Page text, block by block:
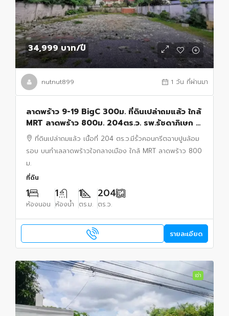
34,999 บาท/ปี
nutnut899 1 วัน ที่ผ่านมา
ลาดพร้าว 9-19 BigC 300ม. ที่ดินเปล่าถมแล้ว ใกล้
MRT ลาดพร้าว 800ม. 204ตร.ว. รพ.รัชดาภิเษก 2
กม.ที่ดินเปล่าถมแล้ว เนื้อที่ 204 ตร.ว.มีรั้วคอนกรีตฉาบปูนล้อม
รอบ บนทำเลลาดพร้าวใจกลางเมือง ใกล้ MRT ลาดพร้าว 800
ม.
ที่ดิน
1
ห้องนอน
1
ห้องน้ำ
1
ตร.ม.
204
ตร.ว.
รายละเอียด
เช่า